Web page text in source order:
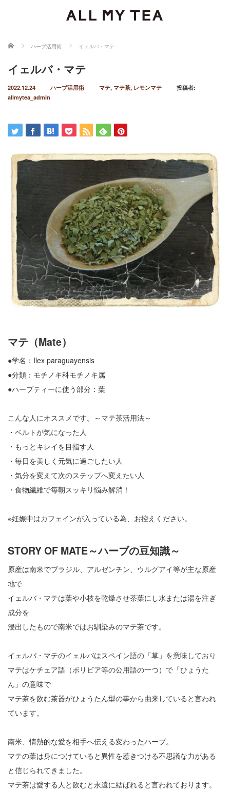
ホーム ハーブ活用術 イェルバ・マテ
イェルバ・マテ
2022.12.24 ハーブ活用術 マテ, マテ茶, レモンマテ
投稿者:
allmytea_admin
マテ（Mate）
●学名：Ilex paraguayensis
●分類：モチノキ科モチノキ属
●ハーブティーに使う部分：葉
こんな人にオススメです。～マテ茶活用法～
・ベルトが気になった人
・もっとキレイを目指す人
・毎日を美しく元気に過ごしたい人
・気分を変えて次のステップへ変えたい人
・食物繊維で毎朝スッキリ悩み解消！
※妊娠中はカフェインが入っている為、お控えください。
STORY OF MATE～ハーブの豆知識～
原産は南米でブラジル、アルゼンチン、ウルグアイ等が主な原産
地で
イェルバ・マテは葉や小枝を乾燥させ茶葉にし水または湯を注ぎ
成分を
浸出したもので南米ではお馴染みのマテ茶です。
イェルバ・マテのイェルバはスペイン語の「草」を意味しており
マテはケチェア語（ボリビア等の公用語の一つ）で「ひょうた
ん」の意味で
マテ茶を飲む茶器がひょうたん型の事から由来していると言われ
ています。
南米、情熱的な愛を相手へ伝える変わったハーブ。
マテの葉は身につけていると異性を惹きつける不思議な力がある
と信じられてきました。
マテ茶は愛する人と飲むと永遠に結ばれると言われております。